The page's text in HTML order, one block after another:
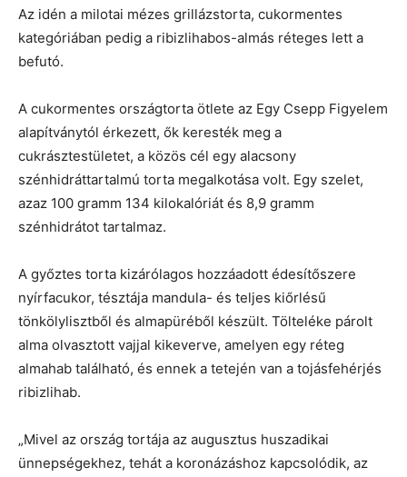
Az idén a milotai mézes grillázstorta, cukormentes
kategóriában pedig a ribizlihabos-almás réteges lett a
befutó.
A cukormentes országtorta ötlete az Egy Csepp Figyelem
alapítványtól érkezett, ők keresték meg a
cukrásztestületet, a közös cél egy alacsony
szénhidráttartalmú torta megalkotása volt. Egy szelet,
azaz 100 gramm 134 kilokalóriát és 8,9 gramm
szénhidrátot tartalmaz.
A győztes torta kizárólagos hozzáadott édesítőszere
nyírfacukor, tésztája mandula- és teljes kiőrlésű
tönkölylisztből és almapüréből készült. Tölteléke párolt
alma olvasztott vajjal kikeverve, amelyen egy réteg
almahab található, és ennek a tetején van a tojásfehérjés
ribizlihab.
„Mivel az ország tortája az augusztus huszadikai
ünnepségekhez, tehát a koronázáshoz kapcsolódik, az